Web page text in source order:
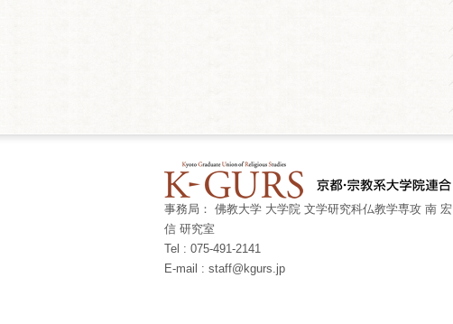
事務局： 佛教大学 大学院 文学研究科仏教学専攻 南 宏
信 研究室
Tel : 075-491-2141
E-mail : staff@kgurs.jp